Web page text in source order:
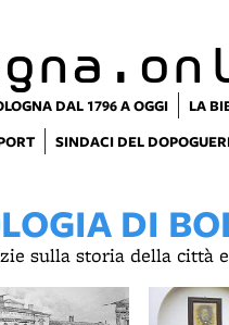
DAL 1796 A OGGI LA
SINDACI DEL
DI
sulla storia della città